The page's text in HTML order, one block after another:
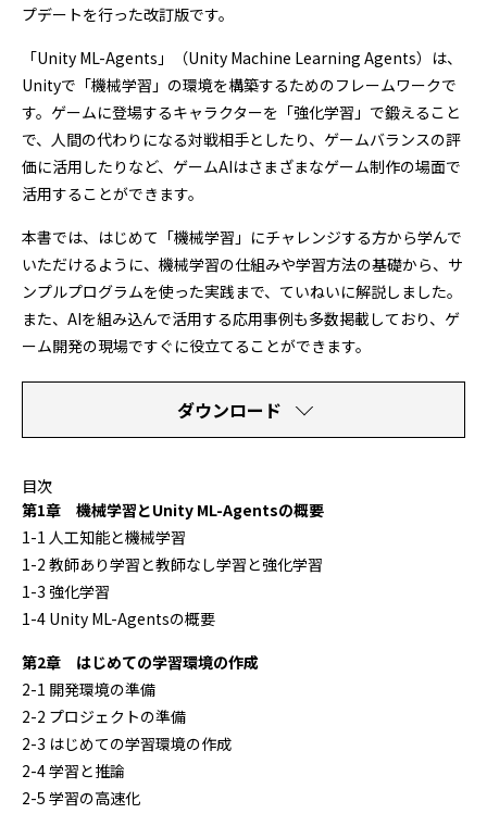
プデートを行った改訂版です。
「Unity ML-Agents」（Unity Machine Learning Agents）は、
Unityで「機械学習」の環境を構築するためのフレームワークで
す。ゲームに登場するキャラクターを「強化学習」で鍛えること
で、人間の代わりになる対戦相手としたり、ゲームバランスの評
価に活用したりなど、ゲームAIはさまざまなゲーム制作の場面で
活用することができます。
本書では、はじめて「機械学習」にチャレンジする方から学んで
いただけるように、機械学習の仕組みや学習方法の基礎から、サ
ンプルプログラムを使った実践まで、ていねいに解説しました。
また、AIを組み込んで活用する応用事例も多数掲載しており、ゲ
ーム開発の現場ですぐに役立てることができます。
ダウンロード
目次
第1章 機械学習とUnity ML-Agentsの概要
1-1 人工知能と機械学習
1-2 教師あり学習と教師なし学習と強化学習
1-3 強化学習
1-4 Unity ML-Agentsの概要
第2章 はじめての学習環境の作成
2-1 開発環境の準備
2-2 プロジェクトの準備
2-3 はじめての学習環境の作成
2-4 学習と推論
2-5 学習の高速化